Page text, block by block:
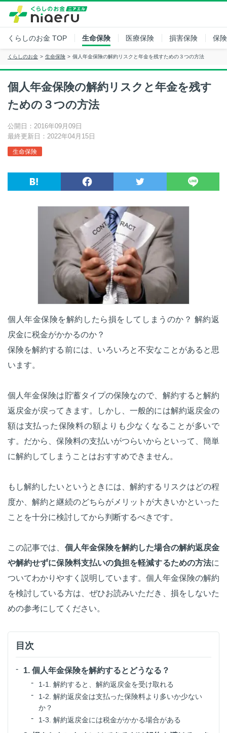
くらしのお金 TOP 生命保険 医療保険 損害保険 保
くらしのお金 生命保険 個人年金保険の解約リスクと年金を残すための３つの方法
個人年金保険の解約リスクと年金を残す
ための３つの方法
公開日：2016年09月09日
最終更新日：2022年04月15日
生命保険
個人年金保険を解約したら損をしてしまうのか？ 解約返
戻金に税金がかかるのか？
保険を解約する前には、いろいろと不安なことがあると思
います。
個人年金保険は貯蓄タイプの保険なので、解約すると解約
返戻金が戻ってきます。しかし、一般的には解約返戻金の
額は支払った保険料の額よりも少なくなることが多いで
す。だから、保険料の支払いがつらいからといって、簡単
に解約してしまうことはおすすめできません。
もし解約したいというときには、解約するリスクはどの程
度か、解約と継続のどちらがメリットが大きいかといった
ことを十分に検討してから判断するべきです。
この記事では、 個人年金保険を解約した場合の解約返戻金
や解約せずに保険料支払いの負担を軽減するための方法に
ついてわかりやすく説明しています。個人年金保険の解約
を検討している方は、ぜひお読みいただき、損をしないた
めの参考にしてください。
目次
1. 個人年金保険を解約するとどうなる？
1-1. 解約すると、解約返戻金を受け取れる
1-2. 解約返戻金は支払った保険料より多いか少ない
か？
1-3. 解約返戻金には税金がかかる場合がある